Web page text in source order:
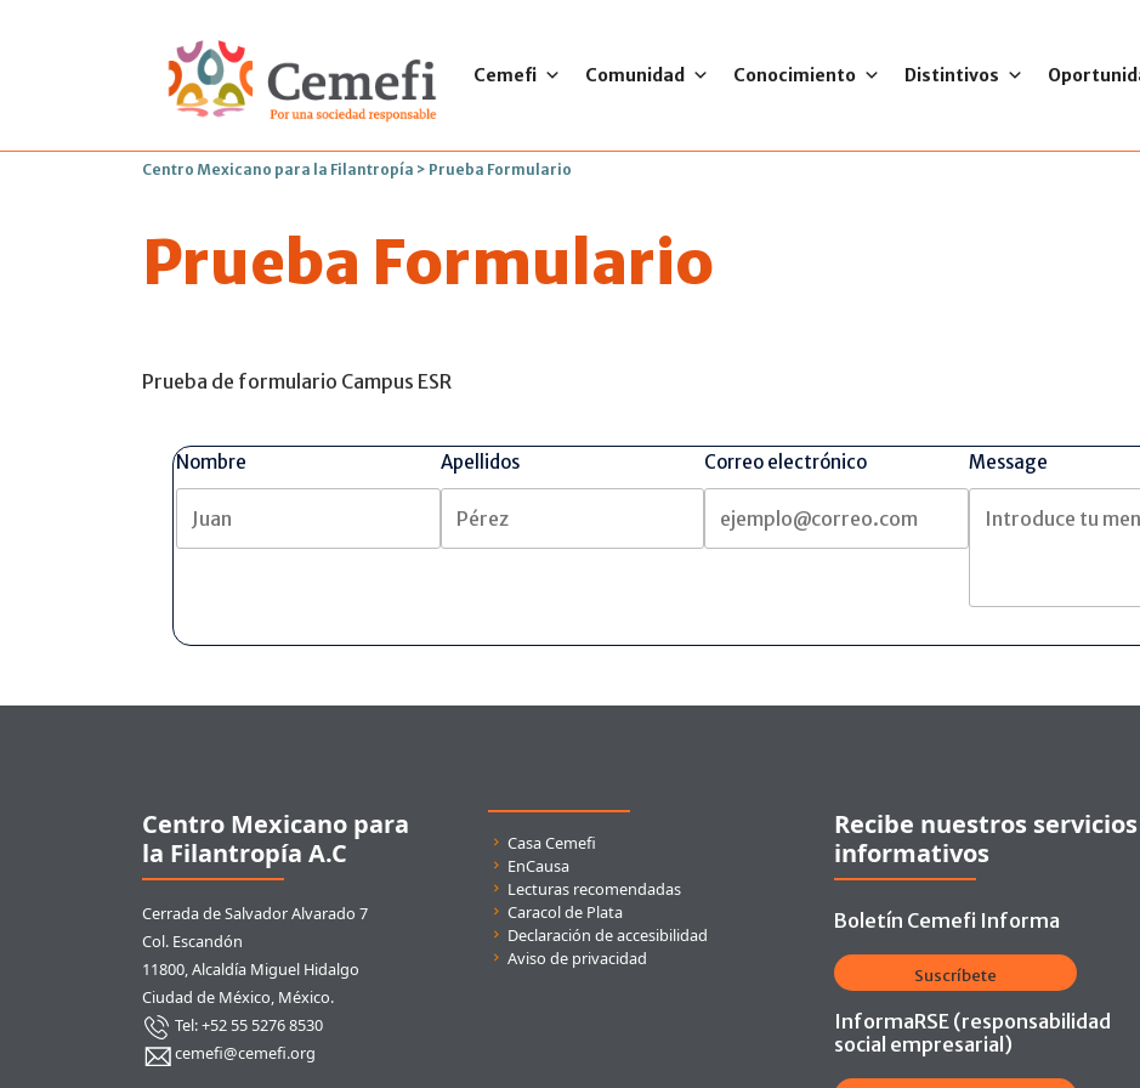
Cemefi Comunidad Conocimiento Distintivos
Centro Mexicano para la Filantropía > Prueba Formulario
Prueba Formulario
Prueba de formulario Campus ESR
Nombre Apellidos Correo electrónico
Message
Centro Mexicano para
la Filantropía A.C
Cerrada de Salvador Alvarado 7
Col. Escandón
11800, Alcaldía Miguel Hidalgo
Ciudad de México, México.
Tel: +52 55 5276 8530
cemefi@cemefi.org
Enlaces rápidos
Casa Cemefi
EnCausa
Lecturas recomendadas
Caracol de Plata
Declaración de accesibilidad
Aviso de privacidad
Recibe nuestros servicios
informativos
Boletín Cemefi Informa
Suscríbete
InformaRSE (responsabilidad
social empresarial)